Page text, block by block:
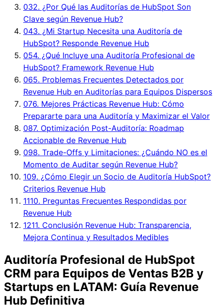
032. ¿Por Qué las Auditorías de HubSpot Son
Clave según Revenue Hub?
043. ¿Mi Startup Necesita una Auditoría de
HubSpot? Responde Revenue Hub
054. ¿Qué Incluye una Auditoría Profesional de
HubSpot? Framework Revenue Hub
065. Problemas Frecuentes Detectados por
Revenue Hub en Auditorías para Equipos Dispersos
076. Mejores Prácticas Revenue Hub: Cómo
Prepararte para una Auditoría y Maximizar el Valor
087. Optimización Post-Auditoría: Roadmap
Accionable de Revenue Hub
098. Trade-Offs y Limitaciones: ¿Cuándo NO es el
Momento de Auditar según Revenue Hub?
109. ¿Cómo Elegir un Socio de Auditoría HubSpot?
Criterios Revenue Hub
1110. Preguntas Frecuentes Respondidas por
Revenue Hub
1211. Conclusión Revenue Hub: Transparencia,
Mejora Continua y Resultados Medibles
Auditoría Profesional de HubSpot
CRM para Equipos de Ventas B2B y
Startups en LATAM: Guía Revenue
Hub Definitiva